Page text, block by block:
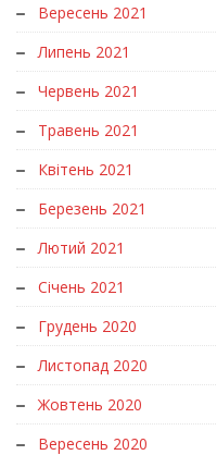
Вересень 2021
Липень 2021
Червень 2021
Травень 2021
Квітень 2021
Березень 2021
Лютий 2021
Січень 2021
Грудень 2020
Листопад 2020
Жовтень 2020
Вересень 2020